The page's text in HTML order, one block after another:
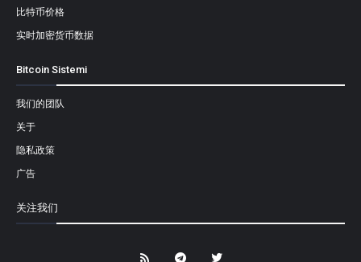
比特币价格
实时加密货币数据
Bitcoin Sistemi
我们的团队
关于
隐私政策
广告
关注我们